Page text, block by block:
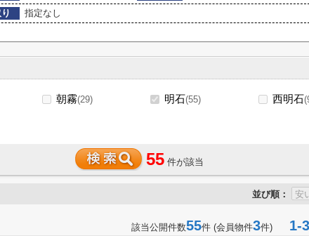
指定なし
朝霧(29) 明石(55) 西明石
55 件が該当
並び順：
該当公開件数55件 (会員物件3件) 1-